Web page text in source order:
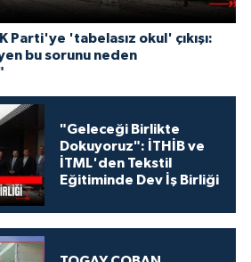
Parti'ye 'tabelasız okul' çıkışı:
bu sorunu neden
"Geleceği Birlikte
Dokuyoruz": İTHİB ve
İTML'den Tekstil
Eğitiminde Dev İş Birliği